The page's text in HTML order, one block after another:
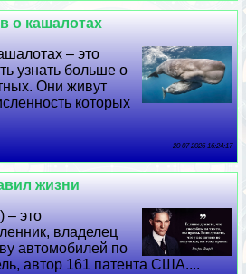
о кашалотах
– это
узнать больше о
Они живут
которых
20 07 2026 16:24:17
жизни
– это
владелец
автомобилей по
автор 161 патента США....